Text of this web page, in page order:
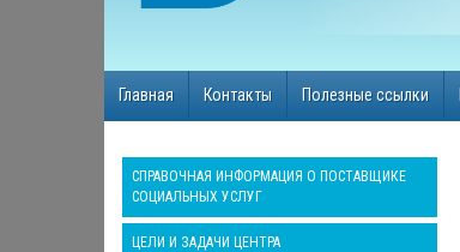
Главная Контакты Полезные ссылки
СПРАВОЧНАЯ ИНФОРМАЦИЯ О ПОСТАВЩИКЕ
СОЦИАЛЬНЫХ УСЛУГ
ЦЕЛИ И ЗАДАЧИ ЦЕНТРА